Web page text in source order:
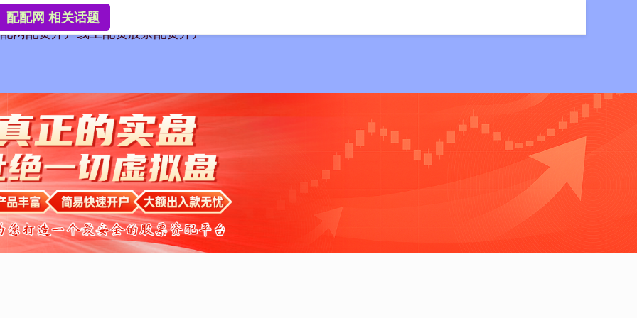
网配资开户线上配资股票配资开户
配配网 相关话题